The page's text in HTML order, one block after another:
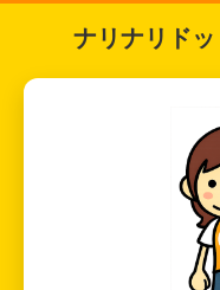
ナリナリド